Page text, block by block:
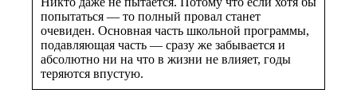
попытаться — то полный провал станет
очевиден. Основная часть школьной программы,
подавляющая часть — сразу же забывается и
абсолютно ни на что в жизни не влияет, годы
теряются впустую.